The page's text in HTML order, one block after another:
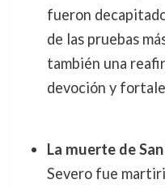
fueron
de las pruebas
también una
devoción y
La muerte de
Severo fue